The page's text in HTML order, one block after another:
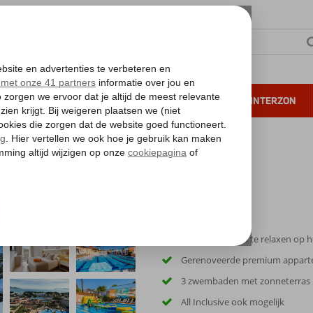
VERRE REIZEN ALL INCLUSIVE WINTERZON
5. min lopen om te relaxen op
Gerenoveerde premium
3 zwembaden met zonneterras
All Inclusive ook mogelijk